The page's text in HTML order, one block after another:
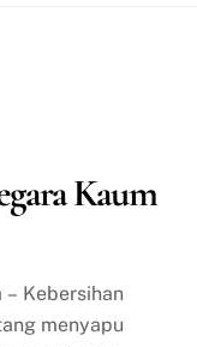
Kaum
Kebersihan
menyapu